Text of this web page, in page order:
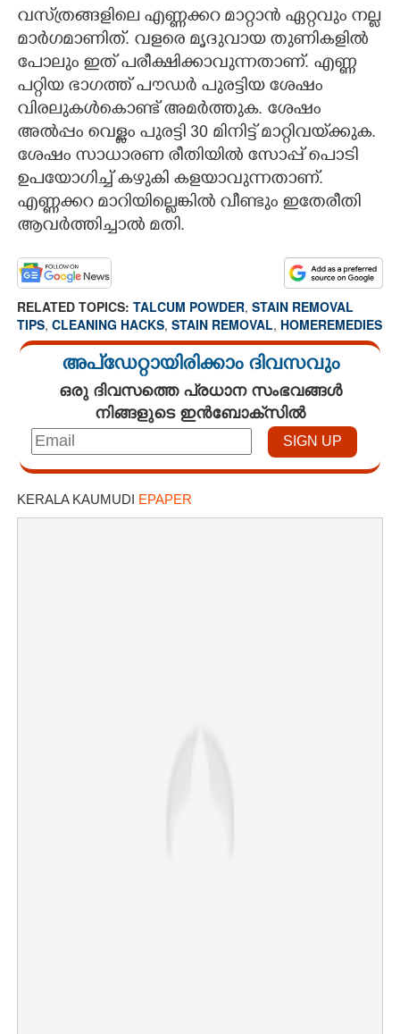
വസ്‌ത്രങ്ങളിലെ എണ്ണക്കറ മാറ്റാൻ ഏറ്റവും നല്ല
മാർഗമാണിത്. വളരെ മൃദുവായ തുണികളിൽ
പോലും ഇത് പരീക്ഷിക്കാവുന്നതാണ്. എണ്ണ
പറ്റിയ ഭാഗത്ത് പൗഡർ പുരട്ടിയ ശേഷം
വിരലുകൾകൊണ്ട് അമർത്തുക. ശേഷം
അൽപ്പം വെള്ളം പുരട്ടി 30 മിനിട്ട് മാറ്റിവയ്‌ക്കുക.
ശേഷം സാധാരണ രീതിയിൽ സോപ്പ് പൊടി
ഉപയോഗിച്ച് കഴുകി കളയാവുന്നതാണ്.
എണ്ണക്കറ മാറിയില്ലെങ്കിൽ വീണ്ടും ഇതേരീതി
ആവർത്തിച്ചാൽ മതി.
RELATED TOPICS: TALCUM POWDER, STAIN REMOVAL
TIPS, CLEANING HACKS, STAIN REMOVAL, HOMEREMEDIES
അപ്ഡേറ്റായിരിക്കാം ദിവസവും
ഒരു ദിവസത്തെ പ്രധാന സംഭവങ്ങൾ
നിങ്ങളുടെ ഇൻബോക്സിൽ
KERALA KAUMUDI EPAPER